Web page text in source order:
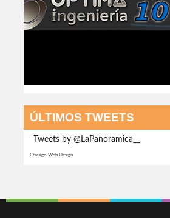
ÚLTIMOS TWEETS
Tweets by @LaPanoramica__
Chicago Web Design